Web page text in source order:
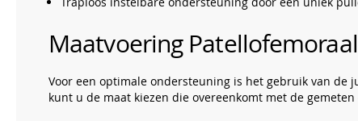
Maatvoering
Voor een optimale ondersteuning is het gebruik van de
kunt u de maat kiezen die overeenkomt met de gemeten